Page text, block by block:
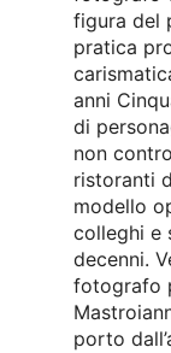
figura del
pratica
anni
di
non
ristoranti
modello
colleghi e
decenni.
fotografo
porto